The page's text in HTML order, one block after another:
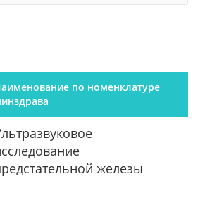
по номенклатуре
железы